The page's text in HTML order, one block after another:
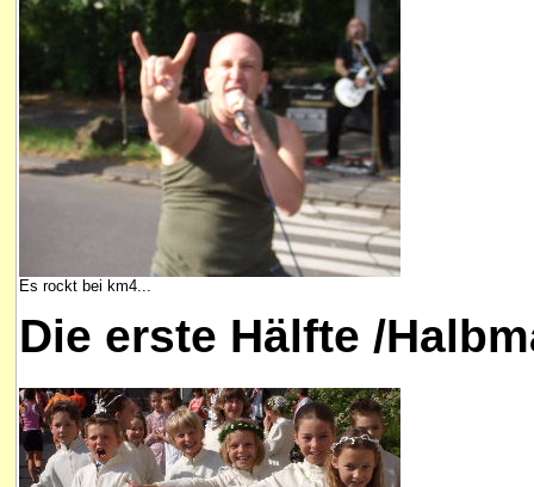
Es rockt bei km4...
Die erste Hälfte /